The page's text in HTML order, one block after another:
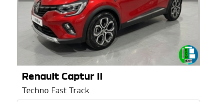
Renault Captur II
Techno Fast Track